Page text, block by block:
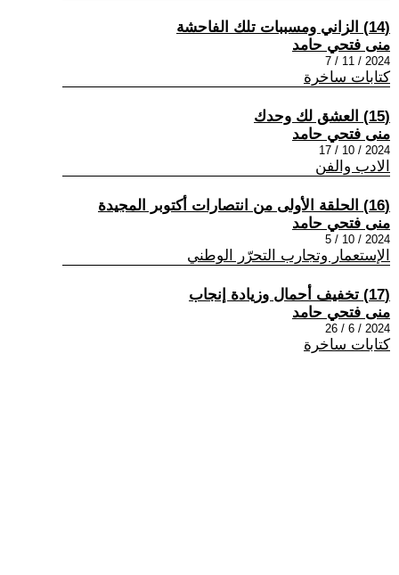
(14) الزاني ومسببات تلك الفاحشة
منى فتحي حامد
2024 / 11 / 7
كتابات ساخرة
(15) العشق لك وحدك
منى فتحي حامد
2024 / 10 / 17
الادب والفن
(16) الحلقة الأولى من انتصارات أكتوبر المجيدة
منى فتحي حامد
2024 / 10 / 5
الإستعمار وتجارب التحرّر الوطني
(17) تخفيف أحمال وزيادة إنجاب
منى فتحي حامد
2024 / 6 / 26
كتابات ساخرة